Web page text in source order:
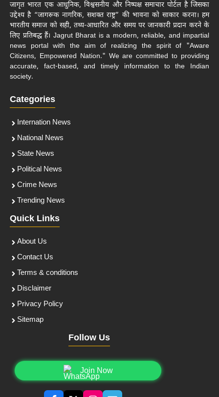
जागृत भारत एक आधुनिक, विश्वसनीय और निष्पक्ष समाचार पोर्टल है जिसका
उद्देश्य है “जागरूक नागरिक, सशक्त राष्ट्र” की भावना को साकार करना। हम
भारतीय समाज को सही, तथ्य-आधारित और समय पर जानकारी प्रदान करने के
लिए प्रतिबद्ध हैं। Jagrut Bharat is a modern, reliable, and impartial
news portal with the aim of realizing the spirit of "Aware
Citizens, Empowered Nation." We are committed to providing
accurate, fact-based, and timely information to the Indian
society.
Categories
Internation News
National News
State News
Political News
Crime News
Trending News
Quick Links
About Us
Contact Us
Terms & conditions
Disclaimer
Privacy Policy
Sitemap
Follow Us
Join Now